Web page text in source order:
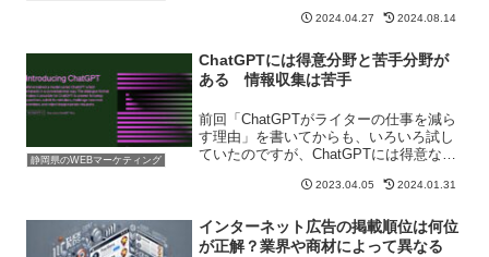
容の選定まずどのような話がみんなが知
社がどのような話が...
2024.04.27 2024.08.14
静岡県のWEBマーケティング
ChatGPTには得意分野と苦手分野が
ある 情報収集は苦手
前回「ChatGPTがライターの仕事を減ら
す理由」を書いてからも、いろいろ試し
ていたのですが、ChatGPTには得意なこ
弊社で利用しているのは「ChatGPT4」
も...
2023.04.05 2024.01.31
インターネット広告の掲載順位は何位
が正解？業界や商材によって異なる